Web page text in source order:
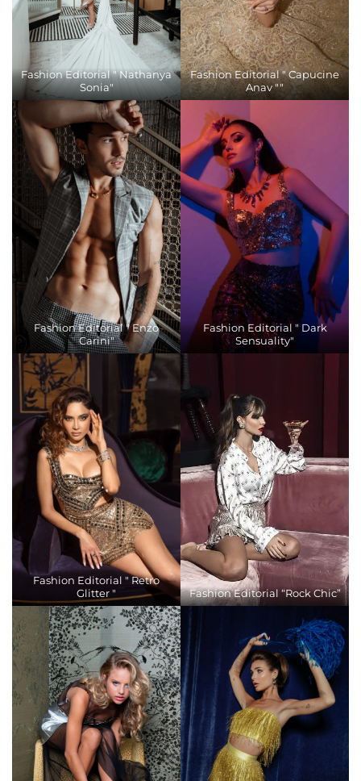
Fashion Editorial " Nathanya
Sonia"
Fashion Editorial " Capucine
Anav ""
Fashion Editorial " Enzo
Carini"
Fashion Editorial " Dark
Sensuality"
Fashion Editorial " Retro
Glitter "
Fashion Editorial “Rock Chic”